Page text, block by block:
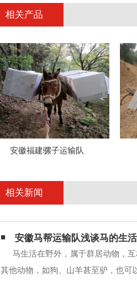
相关产品
安徽福建骡子运输队
相关新闻
安徽马帮运输队浅谈马的生
马生活在野外，属于群居动物，
其他动物，如狗、山羊甚至驴，也可